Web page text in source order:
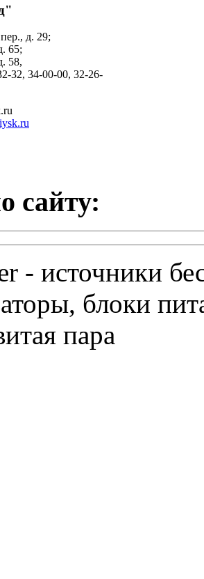
д. 29;
65;
58,
32, 34-00-00, 32-26-
сайту:
- источники
блоки
пара